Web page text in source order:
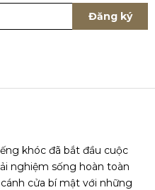
Đăng ký
khóc đã bắt đầu cuộc
nghiệm sống hoàn toàn
cửa bí mật với những